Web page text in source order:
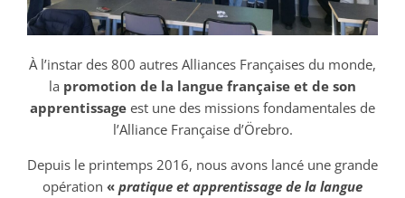
À l’instar des 800 autres Alliances Françaises du monde,
la promotion de la langue française et de son
apprentissage est une des missions fondamentales de
l’Alliance Française d’Örebro.
Depuis le printemps 2016, nous avons lancé une grande
opération « pratique et apprentissage de la langue